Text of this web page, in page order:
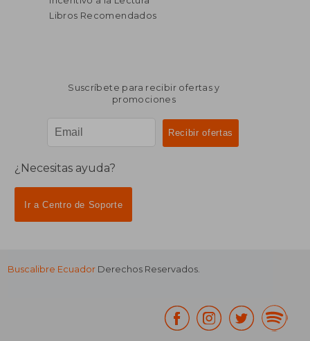
Libros Recomendados
Suscríbete para recibir ofertas y
promociones
¿Necesitas ayuda?
Ir a Centro de Soporte
Buscalibre Ecuador Derechos Reservados.